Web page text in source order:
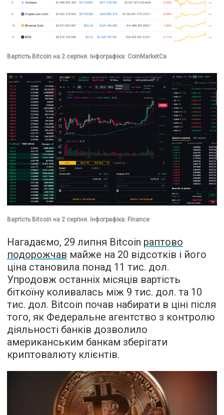
Вартість Bitcoin на 2 серпня. Інфографіка: CoinMarketCa
Вартість Bitcoin на 2 серпня. Інфографіка: Finance
Нагадаємо, 29 липня Bitcoin раптово
подорожчав майже на 20 відсотків і його
ціна становила понад 11 тис. дол.
Упродовж останніх місяців вартість
біткоїну коливалась між 9 тис. дол. та 10
тис. дол. Bitcoin почав набирати в ціні після
того, як Федеральне агентство з контролю
діяльності банків дозволило
американським банкам зберігати
криптовалюту клієнтів.